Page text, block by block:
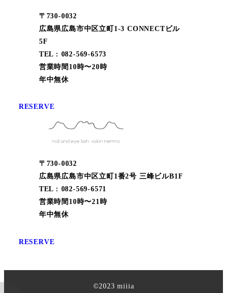
〒730-0032
広島県広島市中区立町1-3 CONNECTビル
5F
TEL : 082-569-6573
営業時間10時〜20時
年中無休
RESERVE
〒730-0032
広島県広島市中区立町1番2号 三峰ビルB1F
TEL : 082-569-6571
営業時間10時〜21時
年中無休
RESERVE
©︎2023 miiia